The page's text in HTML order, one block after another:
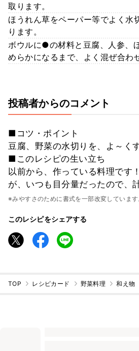
取ります。
ほうれん草をペーパー等でよく水
ります。
ボウルに●の材料と豆腐、人参、
めらかになるまで、よく混ぜ合わ
投稿者からのコメント
■コツ・ポイント
豆腐、野菜の水切りを、よ～く
■このレシピの生い立ち
以前から、作っている料理です
が、いつも目分量だったので、
※みやすさのために書式を一部改変しています
このレシピをシェアする
TOP レシピカード 野菜料理 和え物